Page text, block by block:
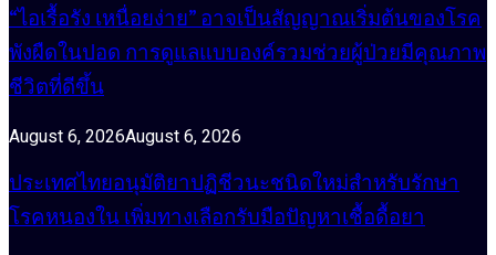
“ไอเรื้อรัง เหนื่อยง่าย” อาจเป็นสัญญาณเริ่มต้นของโรค
พังผืดในปอด การดูแลแบบองค์รวมช่วยผู้ป่วยมีคุณภาพ
ชีวิตที่ดีขึ้น
August 6, 2026August 6, 2026
ประเทศไทยอนุมัติยาปฏิชีวนะชนิดใหม่สำหรับรักษา
โรคหนองใน เพิ่มทางเลือกรับมือปัญหาเชื้อดื้อยา